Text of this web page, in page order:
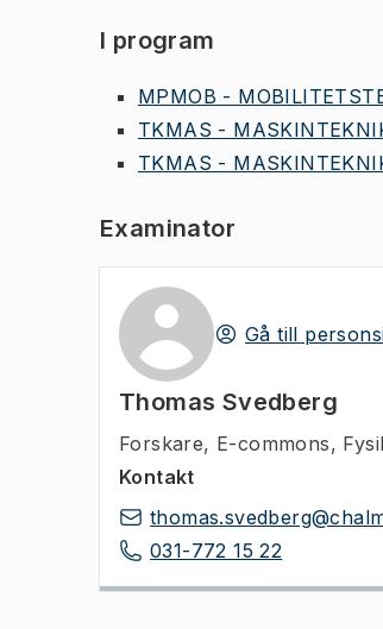
I program
MPMOB -
TKMAS -
TKMAS -
Examinator
Gå till
Thomas Svedberg
Forskare, E-commons,
Kontakt
031-772 15 22